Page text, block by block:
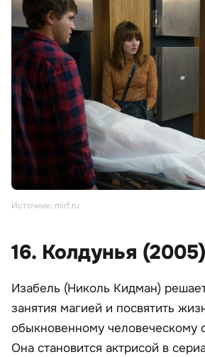
Источник: mirf.ru
16. Колдунья (2005)
Изабель (Николь Кидман)
занятия магией и посвятить
обыкновенному человеческому
Она становится актрисой в